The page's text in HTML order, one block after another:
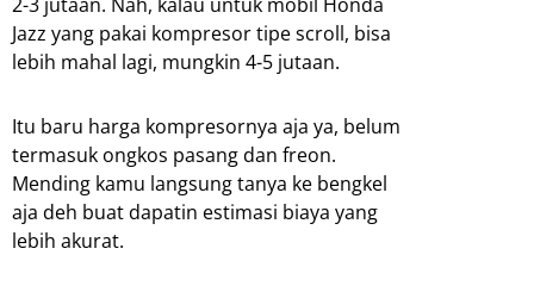
Jazz yang pakai kompresor tipe scroll, bisa
lebih mahal lagi, mungkin 4-5 jutaan.
Itu baru harga kompresornya aja ya, belum
termasuk ongkos pasang dan freon.
Mending kamu langsung tanya ke bengkel
aja deh buat dapatin estimasi biaya yang
lebih akurat.